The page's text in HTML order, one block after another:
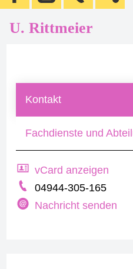
U. Rittmeier
Kontakt
Fachdienste und
vCard anzeigen
04944-305-165
Nachricht senden